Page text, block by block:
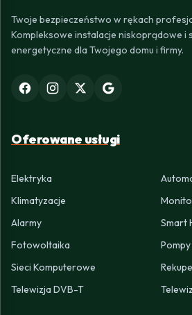
Twoje bezpieczeństwo w rękach
Kompleksowe instalacje niskoprądowe i
energetyczne dla Twojego domu i firmy.
Oferowane usługi
Elektryka
Klimatyzacje
Alarmy
Smart
Fotowoltaika
Sieci Komputerowe
Telewizja DVB-T